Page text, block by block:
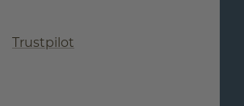
Trustpilot